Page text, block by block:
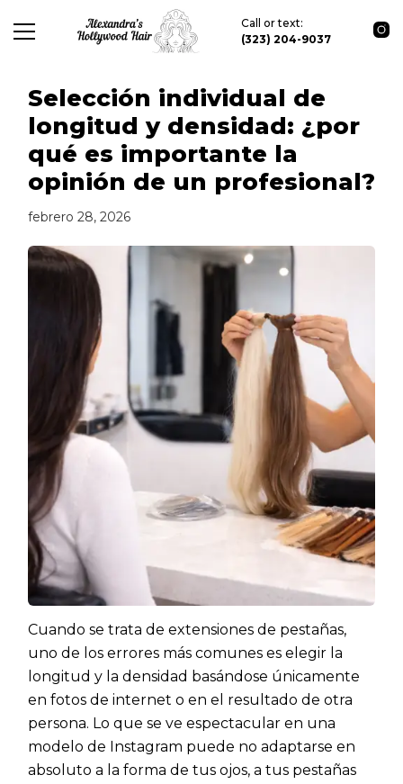
Call or text:
(323) 204-9037
Selección individual de
longitud y densidad: ¿por
qué es importante la
opinión de un profesional?
febrero 28, 2026
Cuando se trata de extensiones de pestañas,
uno de los errores más comunes es elegir la
longitud y la densidad basándose únicamente
en fotos de internet o en el resultado de otra
persona. Lo que se ve espectacular en una
modelo de Instagram puede no adaptarse en
absoluto a la forma de tus ojos, a tus pestañas